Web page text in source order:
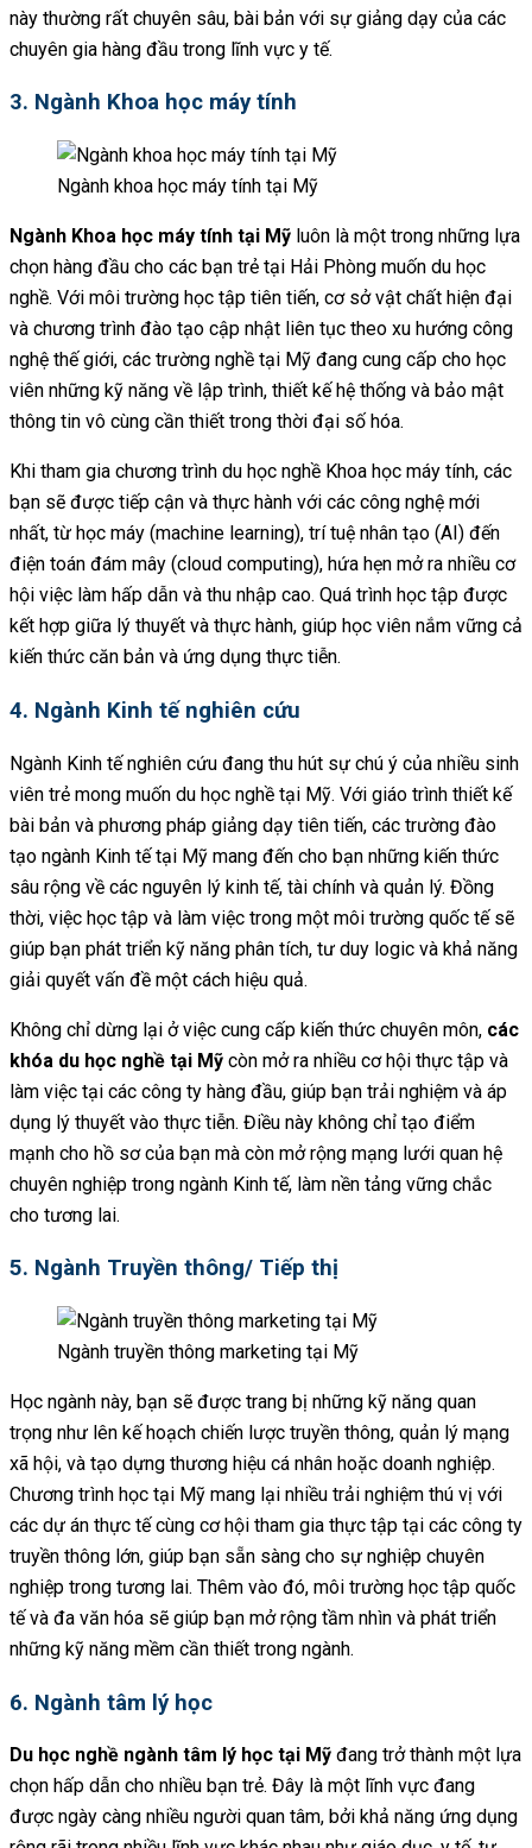
này thường rất chuyên sâu, bài bản với sự giảng dạy của các
chuyên gia hàng đầu trong lĩnh vực y tế.
3. Ngành Khoa học máy tính
Ngành khoa học máy tính tại Mỹ
Ngành Khoa học máy tính tại Mỹ luôn là một trong những lựa
chọn hàng đầu cho các bạn trẻ tại Hải Phòng muốn du học
nghề. Với môi trường học tập tiên tiến, cơ sở vật chất hiện đại
và chương trình đào tạo cập nhật liên tục theo xu hướng công
nghệ thế giới, các trường nghề tại Mỹ đang cung cấp cho học
viên những kỹ năng về lập trình, thiết kế hệ thống và bảo mật
thông tin vô cùng cần thiết trong thời đại số hóa.
Khi tham gia chương trình du học nghề Khoa học máy tính, các
bạn sẽ được tiếp cận và thực hành với các công nghệ mới
nhất, từ học máy (machine learning), trí tuệ nhân tạo (AI) đến
điện toán đám mây (cloud computing), hứa hẹn mở ra nhiều cơ
hội việc làm hấp dẫn và thu nhập cao. Quá trình học tập được
kết hợp giữa lý thuyết và thực hành, giúp học viên nắm vững cả
kiến thức căn bản và ứng dụng thực tiễn.
4. Ngành Kinh tế nghiên cứu
Ngành Kinh tế nghiên cứu đang thu hút sự chú ý của nhiều sinh
viên trẻ mong muốn du học nghề tại Mỹ. Với giáo trình thiết kế
bài bản và phương pháp giảng dạy tiên tiến, các trường đào
tạo ngành Kinh tế tại Mỹ mang đến cho bạn những kiến thức
sâu rộng về các nguyên lý kinh tế, tài chính và quản lý. Đồng
thời, việc học tập và làm việc trong một môi trường quốc tế sẽ
giúp bạn phát triển kỹ năng phân tích, tư duy logic và khả năng
giải quyết vấn đề một cách hiệu quả.
Không chỉ dừng lại ở việc cung cấp kiến thức chuyên môn, các
khóa du học nghề tại Mỹ còn mở ra nhiều cơ hội thực tập và
làm việc tại các công ty hàng đầu, giúp bạn trải nghiệm và áp
dụng lý thuyết vào thực tiễn. Điều này không chỉ tạo điểm
mạnh cho hồ sơ của bạn mà còn mở rộng mạng lưới quan hệ
chuyên nghiệp trong ngành Kinh tế, làm nền tảng vững chắc
cho tương lai.
5. Ngành Truyền thông/ Tiếp thị
Ngành truyền thông marketing tại Mỹ
Học ngành này, bạn sẽ được trang bị những kỹ năng quan
trọng như lên kế hoạch chiến lược truyền thông, quản lý mạng
xã hội, và tạo dựng thương hiệu cá nhân hoặc doanh nghiệp.
Chương trình học tại Mỹ mang lại nhiều trải nghiệm thú vị với
các dự án thực tế cùng cơ hội tham gia thực tập tại các công ty
truyền thông lớn, giúp bạn sẵn sàng cho sự nghiệp chuyên
nghiệp trong tương lai. Thêm vào đó, môi trường học tập quốc
tế và đa văn hóa sẽ giúp bạn mở rộng tầm nhìn và phát triển
những kỹ năng mềm cần thiết trong ngành.
6. Ngành tâm lý học
Du học nghề ngành tâm lý học tại Mỹ đang trở thành một lựa
chọn hấp dẫn cho nhiều bạn trẻ. Đây là một lĩnh vực đang
được ngày càng nhiều người quan tâm, bởi khả năng ứng dụng